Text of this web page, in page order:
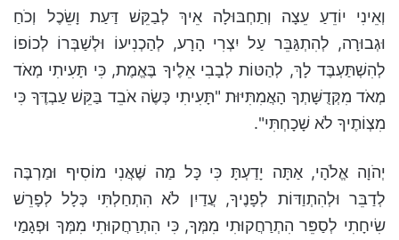
וְאֵינִי יוֹדֵעַ עֵצָה וְתַחְבּוּלָה אֵיךְ לְבַקֵּשׁ דַּעַת וָשֵׂכֶל וְכֹחַ
וּגְבוּרָה, לְהִתְגַּבֵּר עַל יִצְרִי הָרָע, לְהַכְנִיעוֹ וּלְשַׁבְּרוֹ לְכוֹפוֹ
לְהִשְׁתַּעְבֶּד לָךְ, לְהַטּוֹת לְבָבִי אֵלֶיךָ בֶּאֱמֶת, כִּי תָּעִיתִי מְאֹד
מְאֹד מִקְּדֻשָּׁתְךָ הָאֲמִתִּיּוּת "תָּעִיתִי כְּשֶׂה אֹבֵד בַּקֵּשׁ עַבְדֶּךָ כִּי
מִצְוֹתֶיךָ לֹא שָׁכָחְתִּי".
יְהֹוָה אֱלֹהָי, אַתָּה יָדַעְתָּ כִּי כָּל מַה שֶּׁאֲנִי מוֹסִיף וּמַרְבֶּה
לְדַבֵּר וּלְהִתְוַדּוֹת לְפָנֶיךָ, עֲדַיִן לֹא הִתְחַלְתִּי כְּלָל לְפָרֵשׁ
שִׂיחָתִי לְסַפֵּר הִתְרַחֲקוּתִי מִמְּךָ, כִּי הִתְרַחֲקוּתִי מִמְּךָ וּפְגָמַי